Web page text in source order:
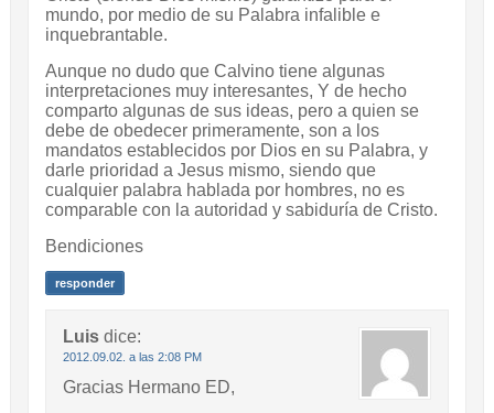
mundo, por medio de su Palabra infalible e
inquebrantable.
Aunque no dudo que Calvino tiene algunas
interpretaciones muy interesantes, Y de hecho
comparto algunas de sus ideas, pero a quien se
debe de obedecer primeramente, son a los
mandatos establecidos por Dios en su Palabra, y
darle prioridad a Jesus mismo, siendo que
cualquier palabra hablada por hombres, no es
comparable con la autoridad y sabiduría de Cristo.
Bendiciones
responder
Luis dice:
2012.09.02. a las 2:08 PM
Gracias Hermano ED,